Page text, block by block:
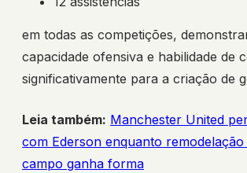
em todas as competições,
capacidade ofensiva e habilidade de
significativamente para a criação de
Leia também: Manchester United
com Ederson enquanto
campo ganha forma